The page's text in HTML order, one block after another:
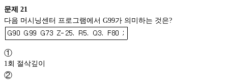
문제 21
①
1회 절삭깊이
②